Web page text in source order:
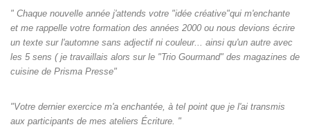
" Chaque nouvelle année j'attends votre "idée créative"qui m'enchante
et me rappelle votre formation des années 2000 ou nous devions écrire
un texte sur l'automne sans adjectif ni couleur... ainsi qu'un autre avec
les 5 sens ( je travaillais alors sur le "Trio Gourmand" des magazines de
cuisine de Prisma Presse"
"Votre dernier exercice m'a enchantée, à tel point que je l'ai transmis
aux participants de mes ateliers Écriture. "